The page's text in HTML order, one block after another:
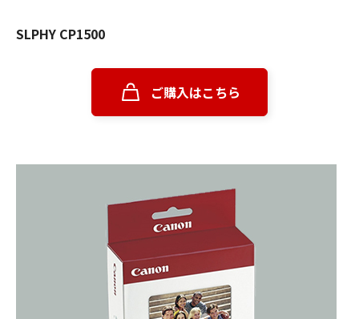
SLPHY CP1500
ご購入はこちら